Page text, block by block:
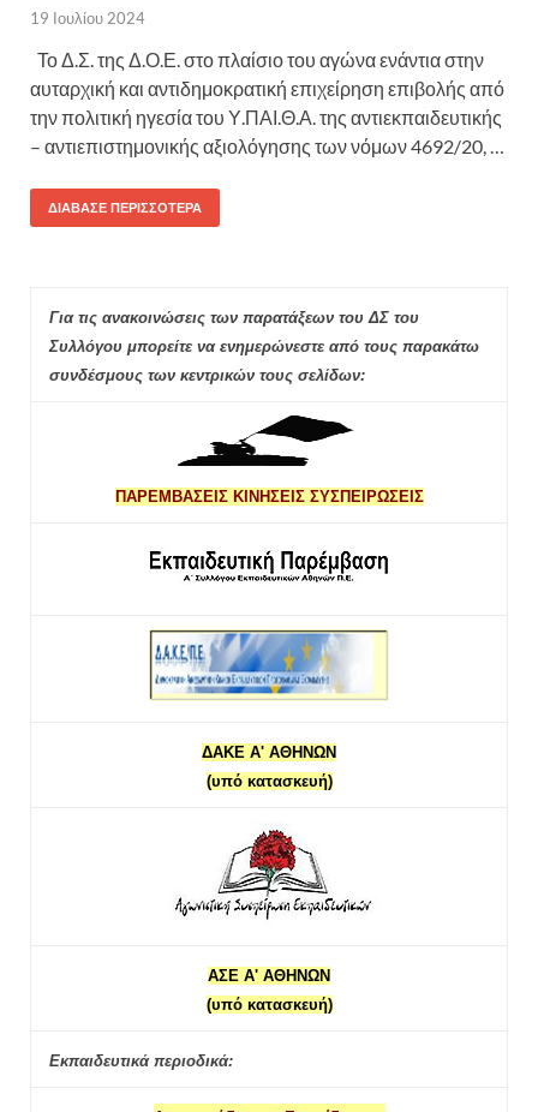
19 Ιουλίου 2024
Το Δ.Σ. της Δ.Ο.Ε. στο πλαίσιο του αγώνα ενάντια στην
αυταρχική και αντιδημοκρατική επιχείρηση επιβολής από
την πολιτική ηγεσία του Υ.ΠΑΙ.Θ.Α. της αντιεκπαιδευτικής
– αντιεπιστημονικής αξιολόγησης των νόμων 4692/20, …
ΔΙΆΒΑΣΕ ΠΕΡΙΣΣΌΤΕΡΑ
Για τις ανακοινώσεις των παρατάξεων του ΔΣ του
Συλλόγου μπορείτε να ενημερώνεστε από τους παρακάτω
συνδέσμους των κεντρικών τους σελίδων:
ΠΑΡΕΜΒΑΣΕΙΣ ΚΙΝΗΣΕΙΣ ΣΥΣΠΕΙΡΩΣΕΙΣ
ΔΑΚΕ Α' ΑΘΗΝΩΝ
(υπό κατασκευή)
ΑΣΕ Α' ΑΘΗΝΩΝ
(υπό κατασκευή)
Εκπαιδευτικά περιοδικά: